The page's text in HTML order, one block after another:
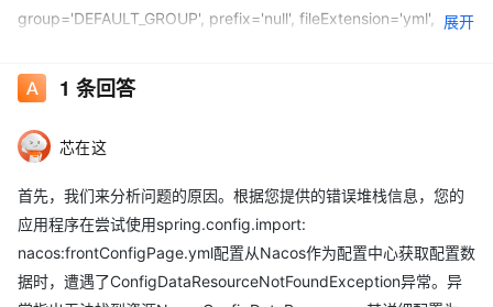
group='DEFAULT_GROUP', prefix='null', fileExtension='yml',
configRetryTime='null', enableRemoteSyncConfig=false,
endpoint='null', namespace='f4028b12-63b1-4208-8907-
c4403c9d80a6', accessKey='null', secretKey='null',
ramRoleName='null', contextPath='null', clusterName='null',
name='null'', shares=[Config{dataId='config.yml',
group='DEFAULT_GROUP', refresh=true}], extensions=null,
refreshEnabled=true}, optional=false, profiles=
[Profiles@186d45d8 active = '[dev]', default = '[default]',
展开
1 条回答
芯在这
首先，我们来分析问题的原因。根据您提供的错误堆栈信息，您的
应用程序在尝试使用spring.config.import:
nacos:frontConfigPage.yml配置从Nacos作为配置中心获取配置数
据时，遭遇了ConfigDataResourceNotFoundException异常。异